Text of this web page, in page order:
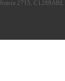
2715, C1289ABI,